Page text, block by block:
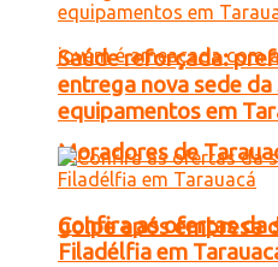
Moradores de
golpe após empresa
Saúde reforçada:
entrega nova sede
equipamentos em
Confira as ofertas da
Filadélfia em